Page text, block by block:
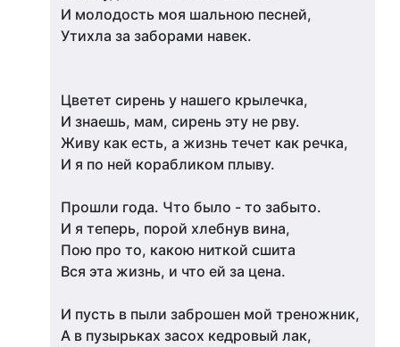
И молодость моя шальною песней,
Утихла за заборами навек.
Цветет сирень у нашего крылечка,
И знаешь, мам, сирень эту не рву.
Живу как есть, а жизнь течет как речка,
И я по ней корабликом плыву.
Прошли года. Что было - то забыто.
И я теперь, порой хлебнув вина,
Пою про то, какою ниткой сшита
Вся эта жизнь, и что ей за цена.
И пусть в пыли заброшен мой треножник,
А в пузырьках засох кедровый лак,